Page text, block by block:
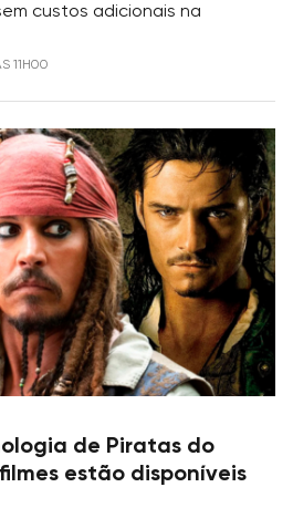
custos adicionais na
11H00
de Piratas do
estão disponíveis